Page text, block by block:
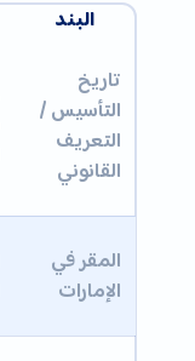
البند
تاريخ
التأسيس /
التعريف
القانوني
المقر في
الإمارات